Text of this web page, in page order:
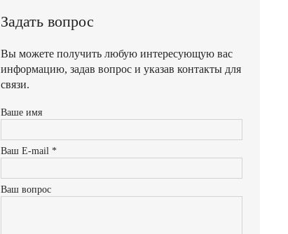
Задать вопрос
Вы можете получить любую интересующую вас
информацию, задав вопрос и указав контакты для
связи.
Ваше имя
Ваш E-mail *
Ваш вопрос